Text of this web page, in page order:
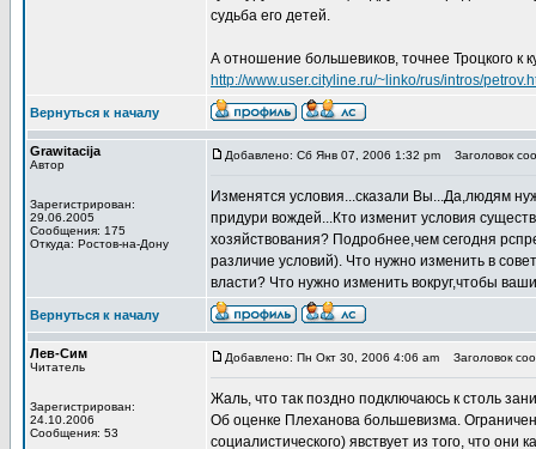
судьба его детей.
А отношение большевиков, точнее Троцкого к
http://www.user.cityline.ru/~linko/rus/intros/
Вернуться к началу
Grawitacija
Автор
Зарегистрирован:
29.06.2005
Сообщения: 175
Откуда: Ростов-на-Дону
Добавлено: Сб Янв 07, 2006 1:32 pm Заголовок
Изменятся условия...сказали Вы...Да,людям
придури вождей...Кто изменит условия
хозяйствования? Подробнее,чем сегодня
различие условий). Что нужно изменить в
власти? Что нужно изменить вокруг,чтобы
Вернуться к началу
Лев-Сим
Читатель
Зарегистрирован:
24.10.2006
Сообщения: 53
Добавлено: Пн Окт 30, 2006 4:06 am Заголовок
Жаль, что так поздно подключаюсь к столь
Об оценке Плеханова большевизма.
социалистического) явствует из того, что